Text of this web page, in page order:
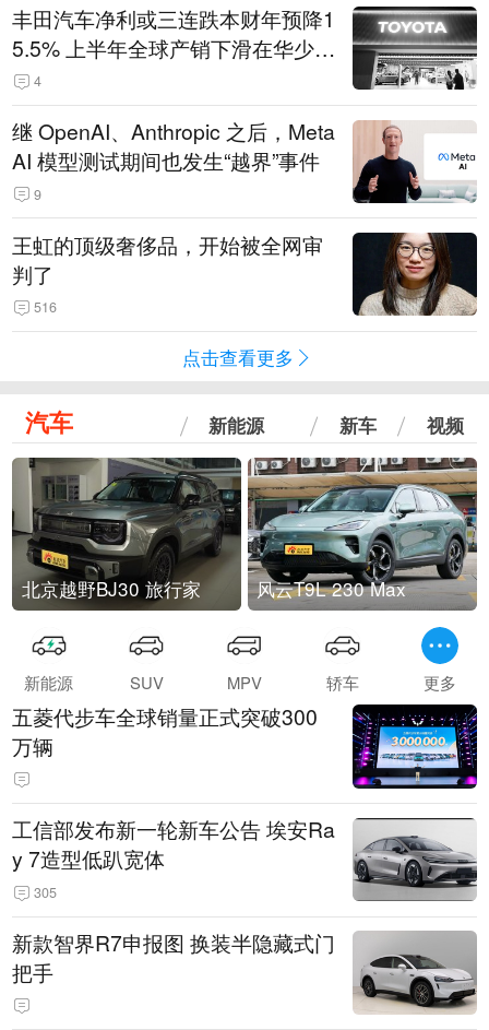
丰田汽车净利或三连跌本财年预降1
5.5% 上半年全球产销下滑在华少卖
14.3万辆
4
继 OpenAI、Anthropic 之后，Meta
AI 模型测试期间也发生“越界”事件
9
王虹的顶级奢侈品，开始被全网审
判了
516
点击查看更多
汽车 新能源 新车 视频
北京越野BJ30 旅行家 风云T9L 230 Max
新能源 SUV MPV 轿车 更多
五菱代步车全球销量正式突破300
万辆
工信部发布新一轮新车公告 埃安Ra
y 7造型低趴宽体
305
新款智界R7申报图 换装半隐藏式门
把手